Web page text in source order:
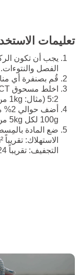
تعليمات
يجب أن تكون
الفصل والنتوءات.
قُم بصنفرة أي
5:2 (مثال: 1kg من مسحوق EFFECT مع 400ml من الماء).
100g لكل 5kg من مسحوق EFFECT إلى 2 لتر من الماء.
التجفيف: تقريباً 24 ساعة